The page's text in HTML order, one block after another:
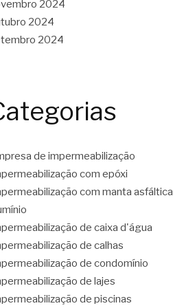
2024
2024
2024
de impermeabilização
com epóxi
com manta asfáltica
de caixa d'água
de calhas
de condomínio
de lajes
de piscinas